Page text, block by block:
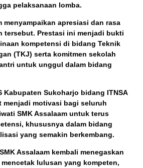
pelaksanaan lomba.
menyampaikan apresiasi dan rasa
tersebut. Prestasi ini menjadi bukti
kompetensi di bidang Teknik
(TKJ) serta komitmen sekolah
untuk unggul dalam bidang
Kabupaten Sukoharjo bidang ITNSA
menjadi motivasi bagi seluruh
SMK Assalaam untuk terus
khususnya dalam bidang
yang semakin berkembang.
Assalaam kembali menegaskan
lulusan yang kompeten,